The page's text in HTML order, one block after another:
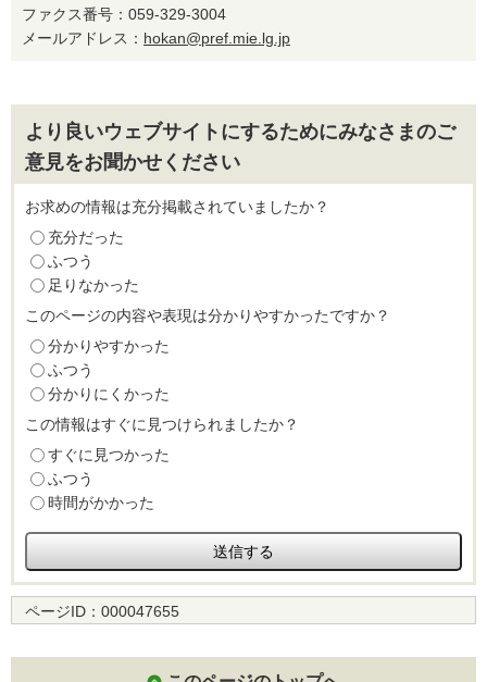
ファクス番号：059-329-3004
メールアドレス： hokan@pref.mie.lg.jp
より良いウェブサイトにするためにみなさまのご
意見をお聞かせください
お求めの情報は充分掲載されていましたか？
充分だった
ふつう
足りなかった
このページの内容や表現は分かりやすかったですか？
分かりやすかった
ふつう
分かりにくかった
この情報はすぐに見つけられましたか？
すぐに見つかった
ふつう
時間がかかった
ページID： 000047655